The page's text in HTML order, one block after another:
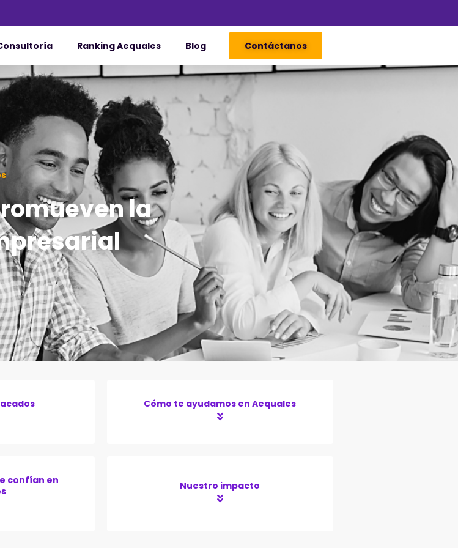
Ranking Aequales Blog Contáctanos
la
Cómo te ayudamos en Aequales
confían en
Nuestro impacto